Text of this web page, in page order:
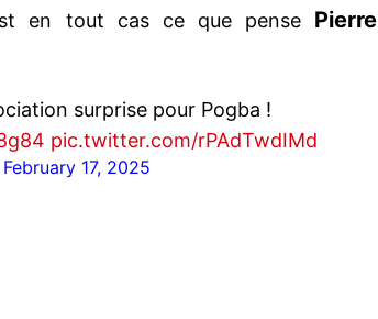
en tout cas ce que pense Pierre
surprise pour Pogba !
pic.twitter.com/rPAdTwdIMd
February 17, 2025